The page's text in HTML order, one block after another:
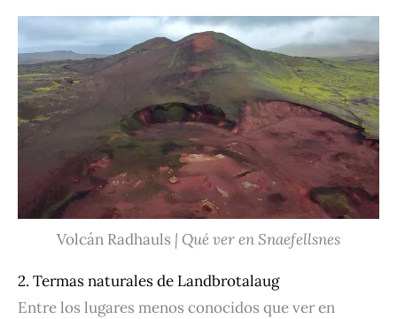
Volcán Radhauls | Qué ver en Snaefellsnes
2. Termas naturales de Landbrotalaug
Entre los lugares menos conocidos que ver en